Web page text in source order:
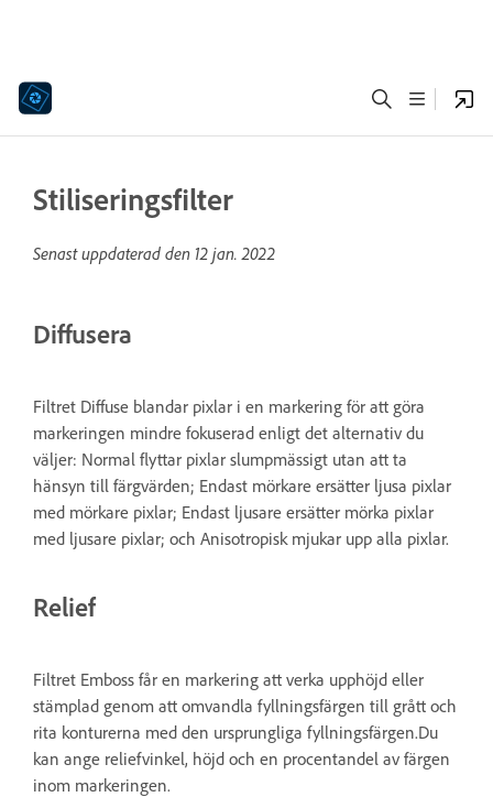
Stiliseringsfilter
Senast uppdaterad den 12 jan. 2022
Diffusera
Filtret Diffuse blandar pixlar i en markering för att göra
markeringen mindre fokuserad enligt det alternativ du
väljer: Normal flyttar pixlar slumpmässigt utan att ta
hänsyn till färgvärden; Endast mörkare ersätter ljusa pixlar
med mörkare pixlar; Endast ljusare ersätter mörka pixlar
med ljusare pixlar; och Anisotropisk mjukar upp alla pixlar.
Relief
Filtret Emboss får en markering att verka upphöjd eller
stämplad genom att omvandla fyllningsfärgen till grått och
rita konturerna med den ursprungliga fyllningsfärgen.Du
kan ange reliefvinkel, höjd och en procentandel av färgen
inom markeringen.